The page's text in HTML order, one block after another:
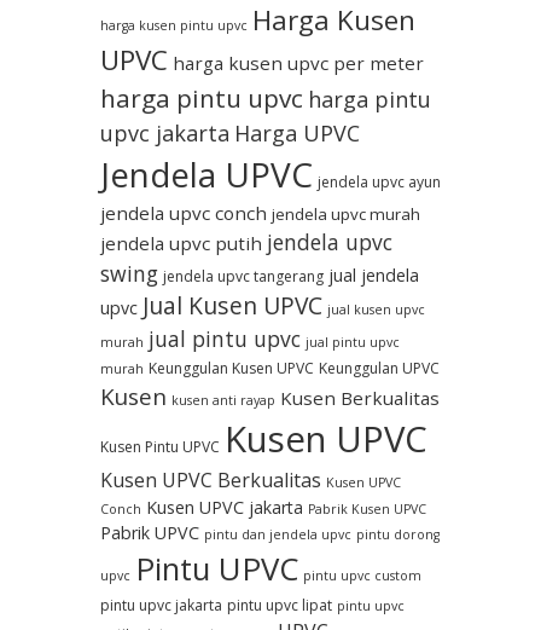
harga kusen pintu upvc Harga Kusen
UPVC harga kusen upvc per meter
harga pintu upvc harga pintu
upvc jakarta Harga UPVC
Jendela UPVC jendela upvc ayun
jendela upvc conch jendela upvc murah
jendela upvc putih jendela upvc
swing jendela upvc tangerang jual jendela
upvc Jual Kusen UPVC jual kusen upvc
murah jual pintu upvc jual pintu upvc
murah Keunggulan Kusen UPVC Keunggulan UPVC
Kusen kusen anti rayap Kusen Berkualitas
Kusen Pintu UPVC Kusen UPVC
Kusen UPVC Berkualitas Kusen UPVC
Conch Kusen UPVC jakarta Pabrik Kusen UPVC
Pabrik UPVC pintu dan jendela upvc pintu dorong
upvc Pintu UPVC pintu upvc custom
pintu upvc jakarta pintu upvc lipat pintu upvc